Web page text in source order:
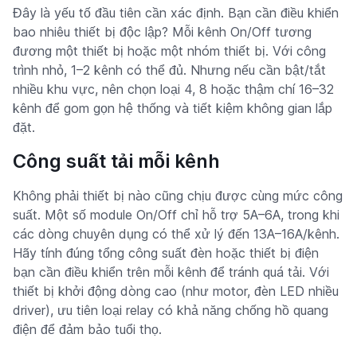
Đây là yếu tố đầu tiên cần xác định. Bạn cần điều khiển
bao nhiêu thiết bị độc lập? Mỗi kênh On/Off tương
đương một thiết bị hoặc một nhóm thiết bị. Với công
trình nhỏ, 1–2 kênh có thể đủ. Nhưng nếu cần bật/tắt
nhiều khu vực, nên chọn loại 4, 8 hoặc thậm chí 16–32
kênh để gom gọn hệ thống và tiết kiệm không gian lắp
đặt.
Công suất tải mỗi kênh
Không phải thiết bị nào cũng chịu được cùng mức công
suất. Một số module On/Off chỉ hỗ trợ 5A–6A, trong khi
các dòng chuyên dụng có thể xử lý đến 13A–16A/kênh.
Hãy tính đúng tổng công suất đèn hoặc thiết bị điện
bạn cần điều khiển trên mỗi kênh để tránh quá tải. Với
thiết bị khởi động dòng cao (như motor, đèn LED nhiều
driver), ưu tiên loại relay có khả năng chống hồ quang
điện để đảm bảo tuổi thọ.